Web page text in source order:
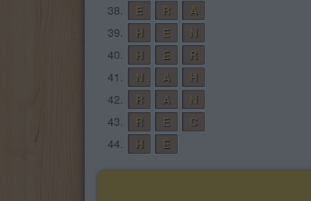
38.
E R
A
39.
H E
N
40.
H E
R
41.
N A
H
42.
R A
N
43.
R E
C
44.
H E